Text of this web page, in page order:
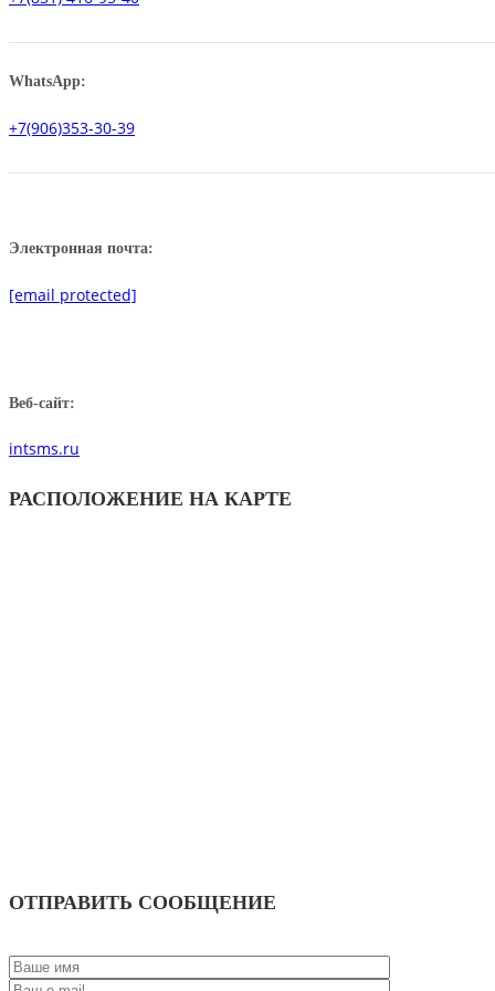
WhatsApp:
+7(906)353-30-39
Электронная почта:
[email protected]
Веб-сайт:
intsms.ru
РАСПОЛОЖЕНИЕ НА КАРТЕ
ОТПРАВИТЬ СООБЩЕНИЕ